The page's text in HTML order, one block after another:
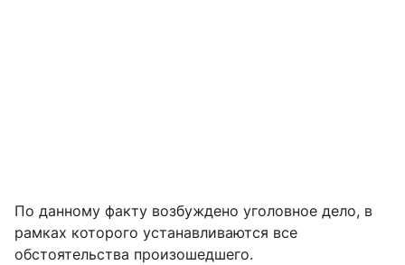
По данному факту возбуждено уголовное дело, в
рамках которого устанавливаются все
обстоятельства произошедшего.